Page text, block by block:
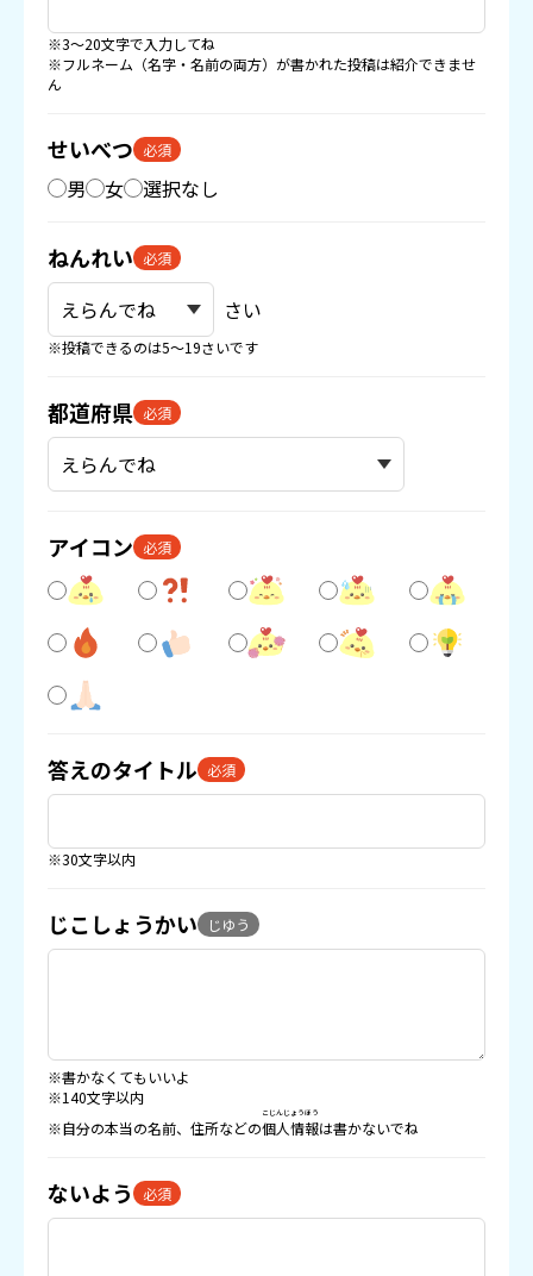
※3〜20文字で入力してね
※フルネーム（名字・名前の両方）が書かれた投稿は紹介できませ
ん
せいべつ 必須
男 女 選択なし
ねんれい 必須
さい
※投稿できるのは5〜19さいです
都道府県 必須
アイコン 必須
答えのタイトル 必須
※30文字以内
じこしょうかい じゆう
※書かなくてもいいよ
※140文字以内
※自分の本当の名前、住所などの個人情報
こじんじょうほう
は書かないでね
ないよう 必須